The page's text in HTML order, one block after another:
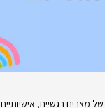
מצבים רגשיים, אישיותיים